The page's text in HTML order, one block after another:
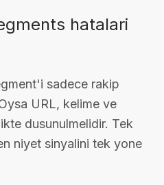
hatalari
sadece rakip
URL, kelime ve
dusunulmelidir. Tek
niyet sinyalini tek yone